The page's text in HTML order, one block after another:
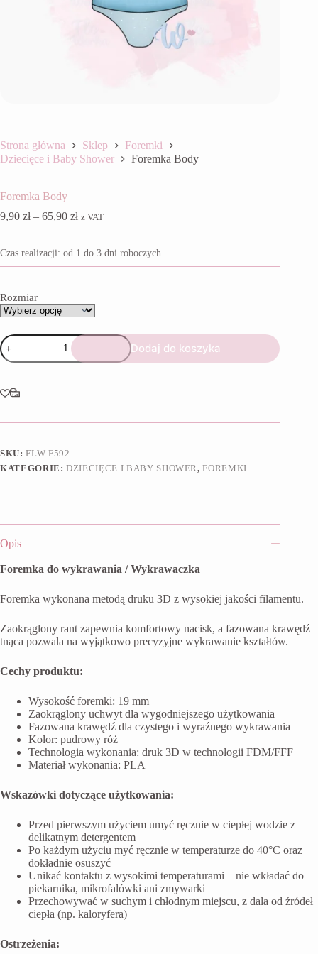
Strona główna Sklep
Foremki
Dziecięce i Baby Shower
Foremka Body
Foremka Body
9,90 zł – 65,90 złZakres
9,90 zł
do
z VAT
Czas realizacji: od 1 do 3 dni roboczych
Rozmiar
ilość
Foremka
Body
Dodaj do koszyka
SKU:FLW-F592
KATEGORIE:DZIECIĘCE I BABY SHOWER,FOREMKI
Opis
Foremka do wykrawania / Wykrawaczka
Foremka wykonana metodą druku 3D z wysokiej jakości filamentu.
Zaokrąglony rant zapewnia komfortowy nacisk, a fazowana krawędź
tnąca pozwala na wyjątkowo precyzyjne wykrawanie kształtów.
Cechy produktu:
Wysokość foremki: 19 mm
Zaokrąglony uchwyt dla wygodniejszego użytkowania
Fazowana krawędź dla czystego i wyraźnego wykrawania
Kolor: pudrowy róż
Technologia wykonania: druk 3D w technologii FDM/FFF
Materiał wykonania: PLA
Wskazówki dotyczące użytkowania:
Przed pierwszym użyciem umyć ręcznie w ciepłej wodzie z
delikatnym detergentem
Po każdym użyciu myć ręcznie w temperaturze do 40°C oraz
dokładnie osuszyć
Unikać kontaktu z wysokimi temperaturami – nie wkładać do
piekarnika, mikrofalówki ani zmywarki
Przechowywać w suchym i chłodnym miejscu, z dala od źródeł
ciepła (np. kaloryfera)
Ostrzeżenia: